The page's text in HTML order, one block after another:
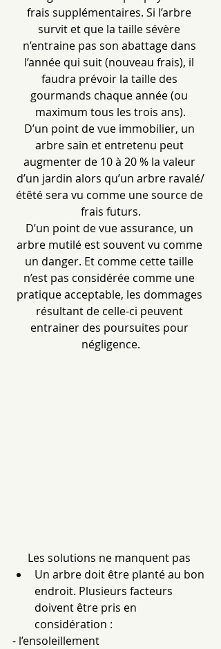
frais supplémentaires. Si l’arbre
survit et que la taille sévère
n’entraine pas son abattage dans
l’année qui suit (nouveau frais), il
faudra prévoir la taille des
gourmands chaque année (ou
maximum tous les trois ans).
D’un point de vue immobilier, un
arbre sain et entretenu peut
augmenter de 10 à 20 % la valeur
d’un jardin alors qu’un arbre ravalé/
étêté sera vu comme une source de
frais futurs.
D’un point de vue assurance, un
arbre mutilé est souvent vu comme
un danger. Et comme cette taille
n’est pas considérée comme une
pratique acceptable, les dommages
résultant de celle-ci peuvent
entrainer des poursuites pour
négligence.
Les solutions ne manquent pas
Un arbre doit être planté au bon
endroit. Plusieurs facteurs
doivent être pris en
considération :
- l’ensoleillement